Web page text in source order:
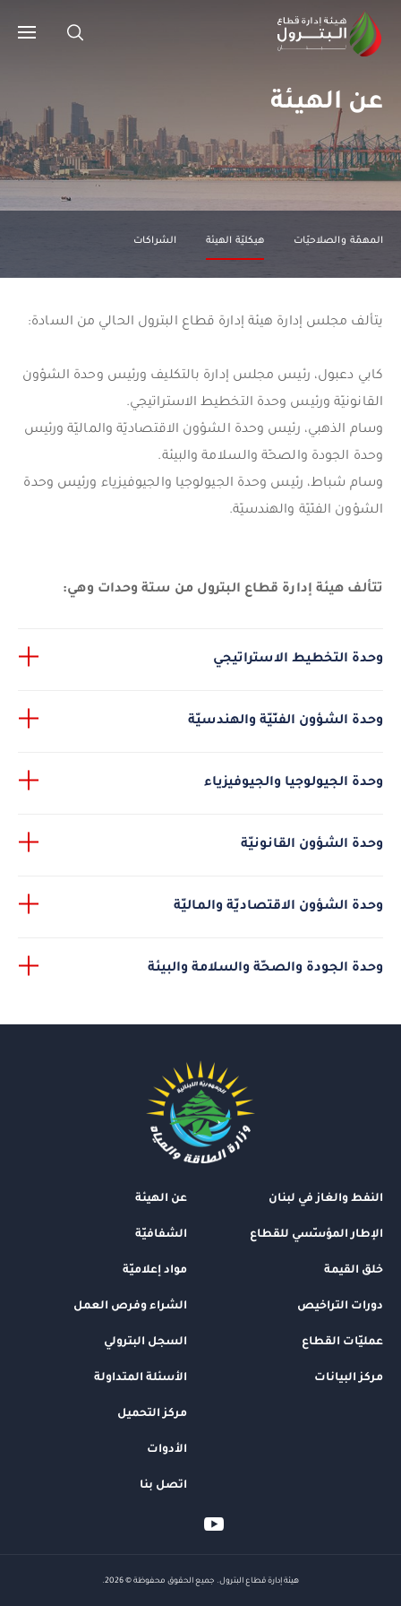
عن الهيئة
المهمّة والصلاحيّات هيكليّة الهيئة الشراكات
يتألف مجلس إدارة هيئة إدارة قطاع البترول الحالي من السادة:
كابي دعبول، رئيس مجلس إدارة بالتكليف ورئيس وحدة الشؤون
القانونيّة ورئيس وحدة التخطيط الاستراتيجي.
وسام الذهبي، رئيس وحدة الشؤون الاقتصاديّة والماليّة ورئيس
وحدة الجودة والصحّة والسلامة والبيئة.
وسام شباط، رئيس وحدة الجيولوجيا والجيوفيزياء ورئيس وحدة
الشؤون الفنّيّة والهندسيّة.
تتألف هيئة إدارة قطاع البترول من ستة وحدات وهي:
وحدة التخطيط الاستراتيجي
وحدة الشؤون الفنّيّة والهندسيّة
وحدة الجيولوجيا والجيوفيزياء
وحدة الشؤون القانونيّة
وحدة الشؤون الاقتصاديّة والماليّة
وحدة الجودة والصحّة والسلامة والبيئة
النفط والغاز في لبنان
الإطار المؤسّسي للقطاع
خلق القيمة
دورات التراخيص
عمليّات القطاع
مركز البيانات
عن الهيئة
الشفافيّة
مواد إعلاميّة
الشراء وفرص العمل
السجل البترولي
الأسئلة المتداولة
مركز التحميل
الأدوات
اتصل بنا
هيئة إدارة قطاع البترول. جميع الحقوق محفوظة © 2026.